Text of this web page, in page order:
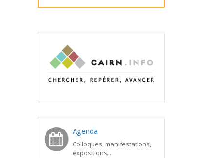
Agenda
Colloques, manifestations,
expositions...